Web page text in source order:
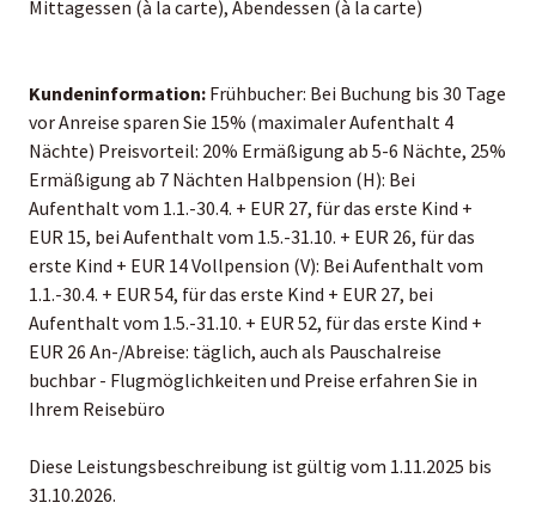
Mittagessen (à la carte), Abendessen (à la carte)
Kundeninformation: Frühbucher: Bei Buchung bis 30 Tage
vor Anreise sparen Sie 15% (maximaler Aufenthalt 4
Nächte) Preisvorteil: 20% Ermäßigung ab 5-6 Nächte, 25%
Ermäßigung ab 7 Nächten Halbpension (H): Bei
Aufenthalt vom 1.1.-30.4. + EUR 27, für das erste Kind +
EUR 15, bei Aufenthalt vom 1.5.-31.10. + EUR 26, für das
erste Kind + EUR 14 Vollpension (V): Bei Aufenthalt vom
1.1.-30.4. + EUR 54, für das erste Kind + EUR 27, bei
Aufenthalt vom 1.5.-31.10. + EUR 52, für das erste Kind +
EUR 26 An-/Abreise: täglich, auch als Pauschalreise
buchbar - Flugmöglichkeiten und Preise erfahren Sie in
Ihrem Reisebüro
Diese Leistungsbeschreibung ist gültig vom 1.11.2025 bis
31.10.2026.